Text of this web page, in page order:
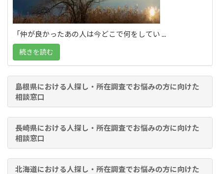
「仲が良かったあの人は今どこで何をしてい ...
続きを読む
島根県における人探し・所在調査でお悩みの方に向けた
相談窓口
長崎県における人探し・所在調査でお悩みの方に向けた
相談窓口
北海道における人探し・所在調査でお悩みの方に向けた